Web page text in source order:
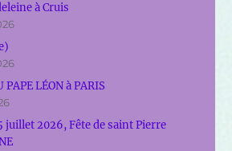
à Cruis
PAPE LÉON à PARIS
juillet 2026, Fête de saint Pierre